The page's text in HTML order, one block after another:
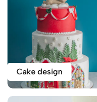
Cake design